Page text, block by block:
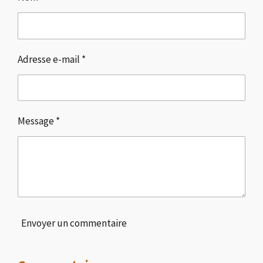
r
r
r
r
Adresse e-mail *
Message *
Envoyer un commentaire